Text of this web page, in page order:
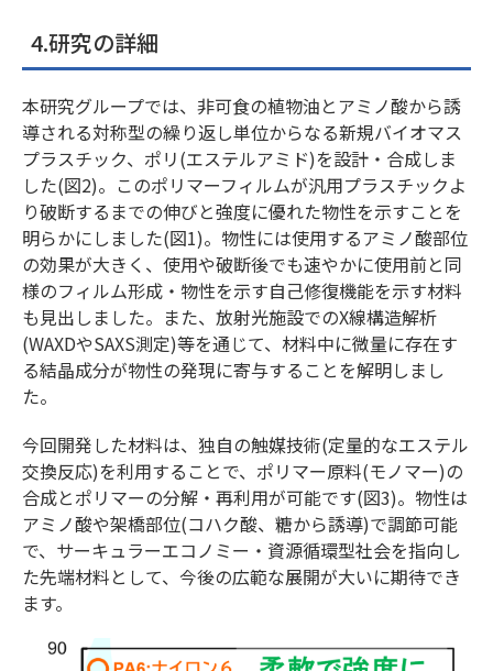
4.研究の詳細
本研究グループでは、非可食の植物油とアミノ酸から誘
導される対称型の繰り返し単位からなる新規バイオマス
プラスチック、ポリ(エステルアミド)を設計・合成しま
した(図2)。このポリマーフィルムが汎用プラスチックよ
り破断するまでの伸びと強度に優れた物性を示すことを
明らかにしました(図1)。物性には使用するアミノ酸部位
の効果が大きく、使用や破断後でも速やかに使用前と同
様のフィルム形成・物性を示す自己修復機能を示す材料
も見出しました。また、放射光施設でのX線構造解析
(WAXDやSAXS測定)等を通じて、材料中に微量に存在す
る結晶成分が物性の発現に寄与することを解明しまし
た。
今回開発した材料は、独自の触媒技術(定量的なエステル
交換反応)を利用することで、ポリマー原料(モノマー)の
合成とポリマーの分解・再利用が可能です(図3)。物性は
アミノ酸や架橋部位(コハク酸、糖から誘導)で調節可能
で、サーキュラーエコノミー・資源循環型社会を指向し
た先端材料として、今後の広範な展開が大いに期待でき
ます。